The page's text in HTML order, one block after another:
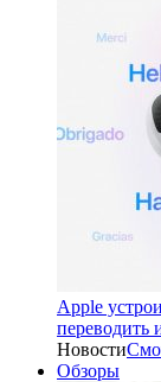
Apple
переводить
Новости
Обзоры